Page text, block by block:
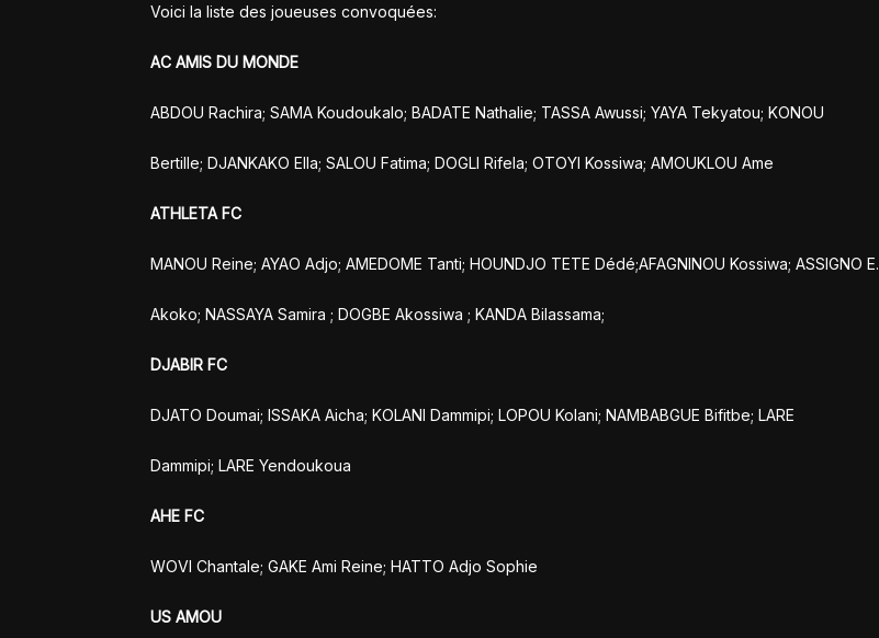
Voici la liste des joueuses convoquées:
AC AMIS DU MONDE
ABDOU Rachira; SAMA Koudoukalo; BADATE Nathalie; TASSA Awussi; YAYA Tekyatou; KONOU
Bertille; DJANKAKO Ella; SALOU Fatima; DOGLI Rifela; OTOYI Kossiwa; AMOUKLOU Ame
ATHLETA FC
MANOU Reine; AYAO Adjo; AMEDOME Tanti; HOUNDJO TETE Dédé;AFAGNINOU Kossiwa; ASSIGNO E.
Akoko; NASSAYA Samira ; DOGBE Akossiwa ; KANDA Bilassama;
DJABIR FC
DJATO Doumai; ISSAKA Aicha; KOLANI Dammipi; LOPOU Kolani; NAMBABGUE Bifitbe; LARE
Dammipi; LARE Yendoukoua
AHE FC
WOVI Chantale; GAKE Ami Reine; HATTO Adjo Sophie
US AMOU